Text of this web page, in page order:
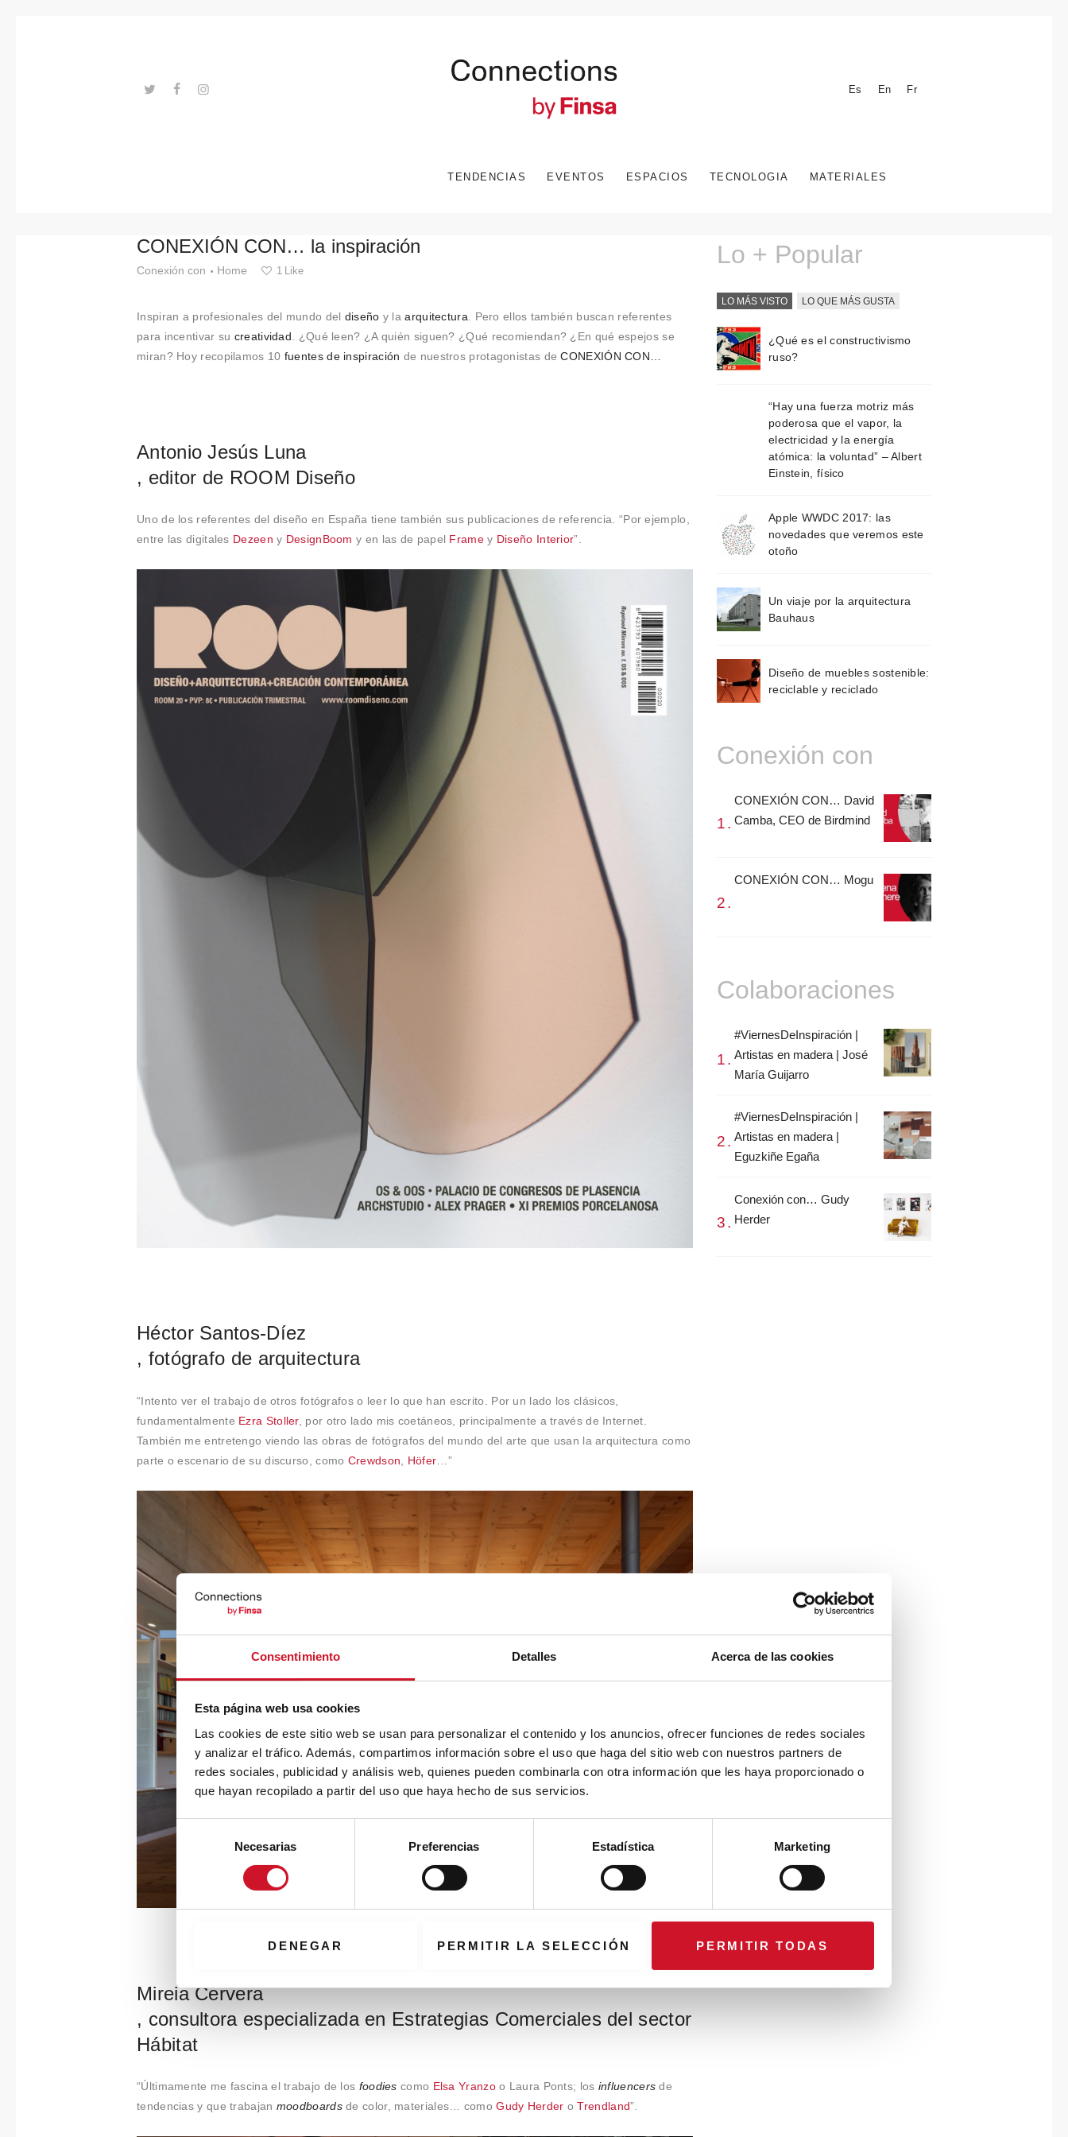
Consentimiento Detalles Acerca de las cookies
Esta página web usa cookies
Las cookies de este sitio web se usan para personalizar el contenido y los anuncios, ofrecer funciones de redes sociales
y analizar el tráfico. Además, compartimos información sobre el uso que haga del sitio web con nuestros partners de
redes sociales, publicidad y análisis web, quienes pueden combinarla con otra información que les haya proporcionado o
que hayan recopilado a partir del uso que haya hecho de sus servicios.
S
d
e
c
s
e
Necesarias Preferencias Estadística Marketing
DENEGAR PERMITIR LA SELECCIÓN PERMITIR TODAS
Es En Fr
TENDENCIAS EVENTOS ESPACIOS TECNOLOGIA MATERIALES
Colabora
Connectio
Contacto
CONEXIÓN CON… la inspiración
Conexión con Home 1 Like
Inspiran a profesionales del mundo del diseño y laarquitectura . Pero ellos también buscan referentes
para incentivar su creatividad . ¿Qué leen? ¿A quién siguen? ¿Qué recomiendan? ¿En qué espejos se
miran? Hoy recopilamos 10 fuentes de inspiración de nuestros protagonistas deCONEXIÓN CON…
Antonio Jesús Luna
, editor de ROOM Diseño
Uno de los referentes del diseño en España tiene también sus publicaciones de referencia. “Por ejemplo,
entre las digitales Dezeen y DesignBoom y en las de papel Framey Diseño Interior”.
Héctor Santos-Díez
, fotógrafo de arquitectura
“Intento ver el trabajo de otros fotógrafos o leer lo que han escrito. Por un lado los clásicos,
fundamentalmente Ezra Stoller, por otro lado mis coetáneos, principalmente a través de Internet.
También me entretengo viendo las obras de fotógrafos del mundo del arte que usan la arquitectura como
parte o escenario de su discurso, como Crewdson Höfer …”
Mireia Cervera
, consultora especializada en Estrategias Comerciales del sector
Hábitat
“Últimamente me fascina el trabajo de los foodies como Elsa Yranzoo Laura Ponts; los influencers de
tendencias y que trabajan moodboardsde color, materiales… comoGudy Herder oTrendland”.
Lo + Popular
LO MÁS VISTO LO QUE MÁS GUSTA
¿Qué es el constructivismo
ruso?
“Hay una fuerza motriz más
poderosa que el vapor, la
electricidad y la energía
atómica: la voluntad” – Albert
Einstein, físico
Apple WWDC 2017: las
novedades que veremos este
otoño
Un viaje por la arquitectura
Bauhaus
Diseño de muebles sostenible:
reciclable y reciclado
Conexión con
CONEXIÓN CON… David
Camba, CEO de Birdmind
CONEXIÓN CON… Mogu
Colaboraciones
#ViernesDeInspiración |
Artistas en madera | José
María Guijarro
#ViernesDeInspiración |
Artistas en madera |
Eguzkiñe Egaña
Conexión con… Gudy
Herder